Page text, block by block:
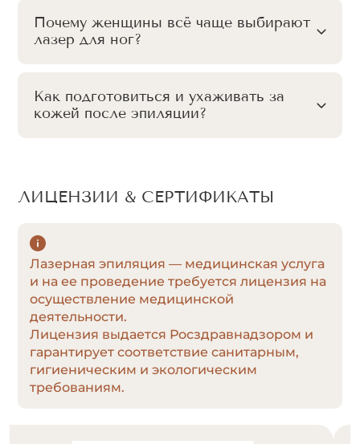
Почему женщины всё чаще выбирают
лазер для ног?
Как подготовиться и ухаживать за
кожей после эпиляции?
ЛИЦЕНЗИИ & СЕРТИФИКАТЫ
Лазерная эпиляция — медицинская услуга
и на ее проведение требуется лицензия на
осуществление медицинской
деятельности.
Лицензия выдается Росздравнадзором и
гарантирует соответствие санитарным,
гигиеническим и экологическим
требованиям.